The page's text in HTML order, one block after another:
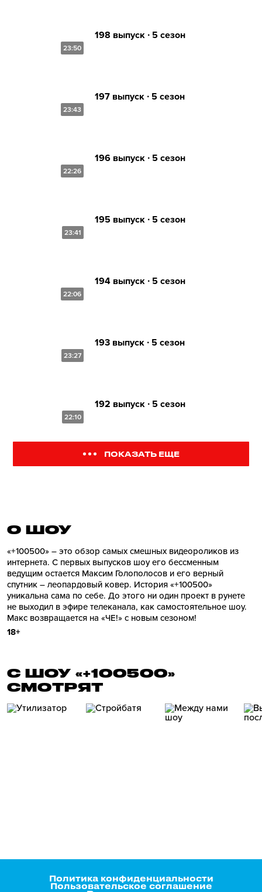
23:50
198 выпуск ∙ 5 сезон
23:43
197 выпуск ∙ 5 сезон
22:26
196 выпуск ∙ 5 сезон
23:41
195 выпуск ∙ 5 сезон
22:06
194 выпуск ∙ 5 сезон
23:27
193 выпуск ∙ 5 сезон
22:10
192 выпуск ∙ 5 сезон
ПОКАЗАТЬ ЕЩЕ
О ШОУ
«+100500» – это обзор самых смешных видеороликов из
интернета. С первых выпусков шоу его бессменным
ведущим остается Максим Голополосов и его верный
спутник – леопардовый ковер. История «+100500»
уникальна сама по себе. До этого ни один проект в рунете
не выходил в эфире телеканала, как самостоятельное шоу.
Макс возвращается на «ЧЕ!» с новым сезоном!
18+
С ШОУ «+100500»
СМОТРЯТ
Политика конфиденциальности
Пользовательское соглашение